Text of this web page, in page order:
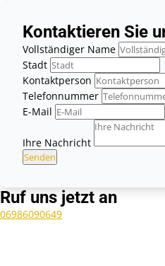
Kontaktieren Sie
Vollständiger Name
Stadt
Kontaktperson
Telefonnummer
E-Mail
Ihre Nachricht
Senden
Ruf uns jetzt an
06986090649